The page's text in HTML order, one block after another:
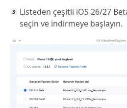
Listeden çeşitli iOS 26/27
seçin ve indirmeye başlayın.